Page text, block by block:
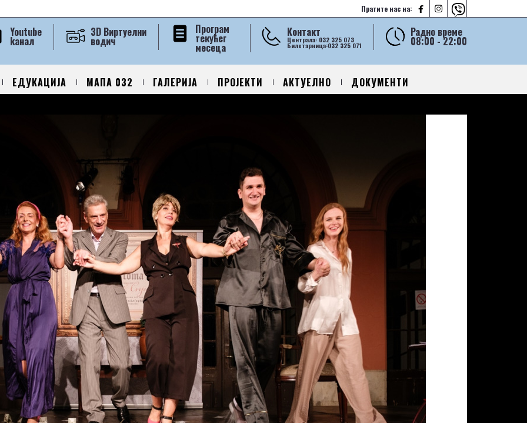
Пратите нас на:   
Радно време
08:00 - 22:00
Контакт
Централа: 032 325 073
Билетарница:032 325 071
Програм
текућег
месеца
3D Виртуелни
водич
Youtube
kанал
ЕДУКАЦИЈА МАПА 032 ГАЛЕРИЈА ПРОЈЕКТИ АКТУЕЛНО ДОКУМЕНТИ